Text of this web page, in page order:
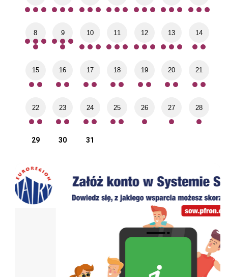
8 9 10 11 12 13 14
15 16 17 18 19 20 21
22 23 24 25 26 27 28
29 30 31
System Obsługi Wsparcia finansowanego ze środków PFRON